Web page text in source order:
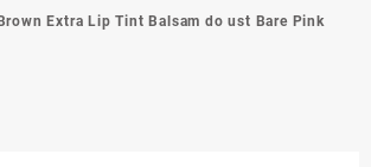
Extra Lip Tint Balsam do ust Bare Pink